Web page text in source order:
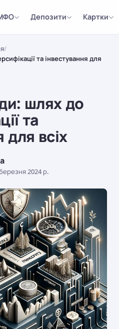
Депозити Картки
/
та інвестування для
шлях до
та
для всіх
2024 р.